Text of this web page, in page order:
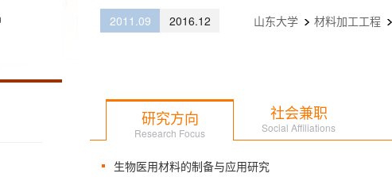
2011.09 2016.12 山东大学 材料加工工程
研究方向
Research Focus
社会兼职
Social Affiliations
生物医用材料的制备与应用研究